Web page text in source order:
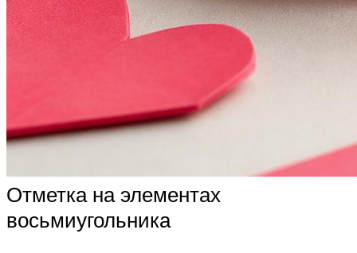
Отметка на элементах
восьмиугольника